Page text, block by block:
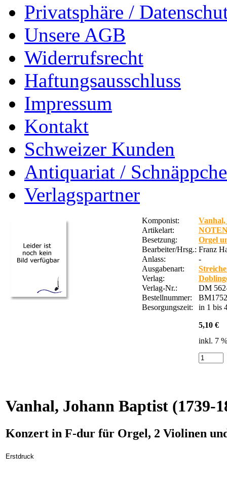
Privatsphäre /
Unsere AGB
Widerrufsrecht
Haftungsausschluss
Impressum
Kontakt
Schweizer Kunden
Antiquariat /
Verlagspartner
Komponist:
Vanhal,
Artikelart:
Besetzung:
Orgel
Bearbeiter/Hrsg.: Franz
Anlass:
-
Ausgabenart:
Verlag:
Verlag-Nr.:
DM
Bestellnummer:
Besorgungszeit:
in 1 bis
5,10 €
inkl. 7
Vanhal, Johann Baptist (1739-
Konzert in F-dur für Orgel, 2 Violinen
Erstdruck